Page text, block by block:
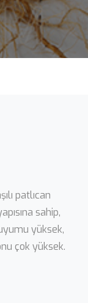
patlıcan
sahip,
yüksek,
çok yüksek.